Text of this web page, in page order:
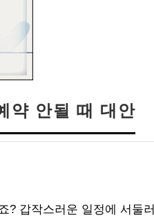
약 안될 때 대안
? 갑작스러운 일정에 서둘러